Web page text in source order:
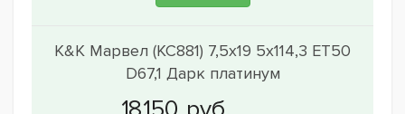
K&K Марвел (КС881) 7,5x19 5x114,3 ET50
D67,1 Дарк платинум